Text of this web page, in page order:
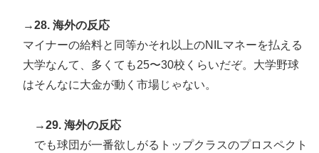
→28. 海外の反応
マイナーの給料と同等かそれ以上のNILマネーを払える
大学なんて、多くても25〜30校くらいだぞ。大学野球
はそんなに大金が動く市場じゃない。
→29. 海外の反応
でも球団が一番欲しがるトップクラスのプロスペクト